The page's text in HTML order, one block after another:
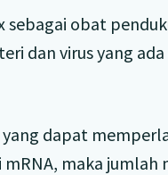
sebagai obat
dan virus yang
dapat
maka jumlah